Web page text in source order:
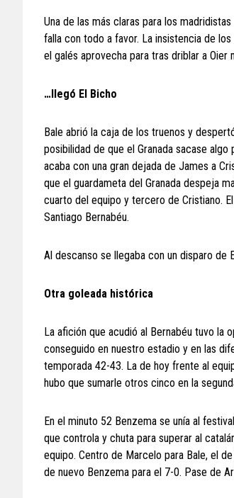
Una de las más claras para los
falla con todo a favor. La insistencia de
el galés aprovecha para tras driblar a Oier
…llegó El Bicho
Bale abrió la caja de los truenos y
posibilidad de que el Granada sacase
acaba con una gran dejada de James a
que el guardameta del Granada despeja
cuarto del equipo y tercero de Cristiano.
Santiago Bernabéu.
Al descanso se llegaba con un disparo de
Otra goleada histórica
La afición que acudió al Bernabéu tuvo la
conseguido en nuestro estadio y en las
temporada 42-43. La de hoy frente al
hubo que sumarle otros cinco en la
En el minuto 52 Benzema se unía al
que controla y chuta para superar al
equipo. Centro de Marcelo para Bale, el
de nuevo Benzema para el 7-0. Pase de